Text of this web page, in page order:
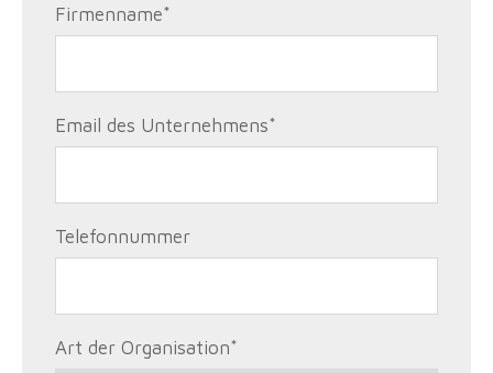
Firmenname*
Email des Unternehmens*
Telefonnummer
Art der Organisation*